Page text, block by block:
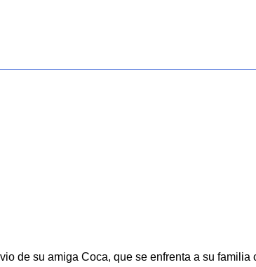
de su amiga Coca, que se enfrenta a su familia